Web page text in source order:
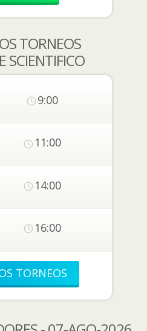
TORNEOS
SCIENTIFICO
9:00
11:00
14:00
16:00
TORNEOS